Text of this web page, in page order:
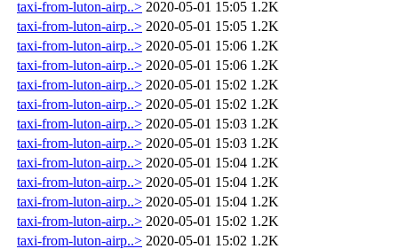
taxi-from-luton-airp..> 2020-05-01 15:05 1.2K
taxi-from-luton-airp..> 2020-05-01 15:05 1.2K
taxi-from-luton-airp..> 2020-05-01 15:06 1.2K
taxi-from-luton-airp..> 2020-05-01 15:06 1.2K
taxi-from-luton-airp..> 2020-05-01 15:02 1.2K
taxi-from-luton-airp..> 2020-05-01 15:02 1.2K
taxi-from-luton-airp..> 2020-05-01 15:03 1.2K
taxi-from-luton-airp..> 2020-05-01 15:03 1.2K
taxi-from-luton-airp..> 2020-05-01 15:04 1.2K
taxi-from-luton-airp..> 2020-05-01 15:04 1.2K
taxi-from-luton-airp..> 2020-05-01 15:04 1.2K
taxi-from-luton-airp..> 2020-05-01 15:02 1.2K
taxi-from-luton-airp..> 2020-05-01 15:02 1.2K